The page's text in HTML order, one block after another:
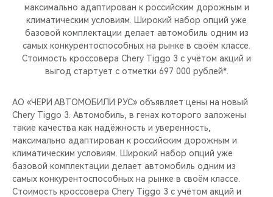
СЕДАНЫ
НОВИНКИ
CHERY CONNECT
ЛЮДИ CHERY
БЛАГОТВОРИТЕЛЬНОСТЬ
CHERY И СПОРТ
НАШИ МЕРОПРИЯТИЯ
ВИДЕООБЗОРЫ
максимально адаптирован к российским дорожным и
климатическим условиям. Широкий набор опций уже
базовой комплектации делает автомобиль одним из
самых конкурентоспособных на рынке в своём классе.
Стоимость кроссовера Chery Tiggo 3 c учётом акций и
выгод стартует с отметки 697 000 рублей*.
АО «ЧЕРИ АВТОМОБИЛИ РУС» объявляет цены на новый
Chery Tiggo 3. Автомобиль, в генах которого заложены
такие качества как надёжность и уверенность,
максимально адаптирован к российским дорожным и
климатическим условиям. Широкий набор опций уже
базовой комплектации делает автомобиль одним из
самых конкурентоспособных на рынке в своём классе.
Стоимость кроссовера Chery Tiggo 3 c учётом акций и